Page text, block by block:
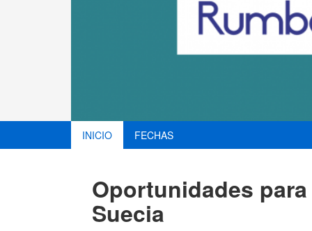
INICIO FECHAS
Oportunidades
Suecia